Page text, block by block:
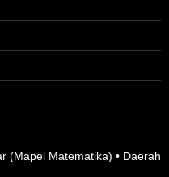
(Mapel Matematika) • Daerah